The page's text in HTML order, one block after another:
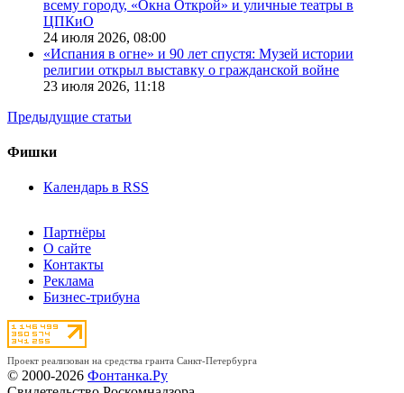
всему городу, «Окна Открой» и уличные театры в
ЦПКиО
24 июля 2026, 08:00
«Испания в огне» и 90 лет спустя: Музей истории
религии открыл выставку о гражданской войне
23 июля 2026, 11:18
Предыдущие статьи
Фишки
Календарь в RSS
Партнёры
О сайте
Контакты
Реклама
Бизнес-трибуна
Проект реализован на средства гранта Санкт-Петербурга
© 2000-2026 Фонтанка.Ру